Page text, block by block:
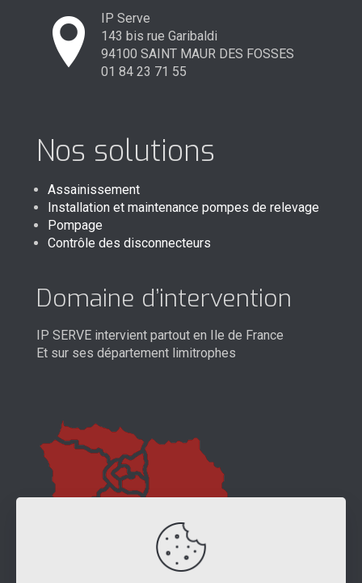
IP Serve
143 bis rue Garibaldi
94100 SAINT MAUR DES FOSSES
01 84 23 71 55
Nos solutions
Assainissement
Installation et maintenance pompes de relevage
Pompage
Contrôle des disconnecteurs
Domaine d’intervention
IP SERVE intervient partout en Ile de France
Et sur ses département limitrophes